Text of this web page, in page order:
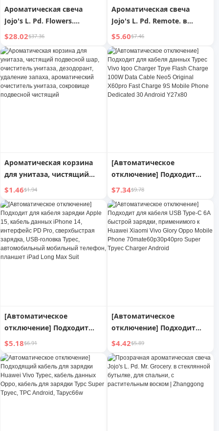
Ароматическая свеча
Jojo's L. Pd. Flowers.
Цветочный джинсовый
бархатный элегантный
подарочный набор с
ароматом | Цветочный Ху
$28.02$37.36
Ароматическая свеча
Jojo's L. Pd. Remote. в
жестяной банке с пультом,
элегантная, с ароматом,
для дома | Remote
$5.60$7.46
Ароматическая корзина
для унитаза, чистящий
подвесной шар,
очиститель унитаза,
дезодорант, удаление
запаха, ароматический
очиститель унитаза,
сокровище подвесной
чистящий
$1.46$1.94
[Автоматическое
отключение] Подходит
для кабеля данных Typec
Vivo Iqoo Charger Tpye Flash
Charge 100W Data Cable
Neo5 Original X60pro Fast
Charge 9S Mobile Phone
Dedicated 30 Android
$7.34$9.78
[Автоматическое
отключение] Подходит
для кабеля зарядки Apple
15, кабель данных iPhone
14, интерфейс PD Pro,
сверхбыстрая зарядка,
USB-головка Typec,
автомобильный
$5.18$6.91
[Автоматическое
отключение] Подходит
для кабеля USB Type-C 6A
быстрой зарядки,
применимого к Huawei
Xiaomi Vivo Glory Oppo
Mobile Phone
$4.42$5.89